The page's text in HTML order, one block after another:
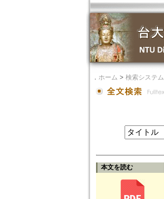
． ホーム > 検索システム
本文を読む